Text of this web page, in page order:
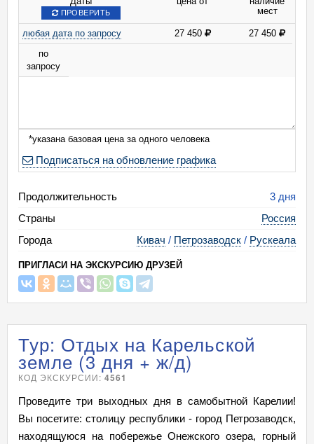
ПРОВЕРИТЬ
мест
любая дата по запросу 27 450
27 450
по
запросу
*указана базовая цена за одного человека
Подписаться на обновление графика
Продолжительность
3 дня
Страны
Россия
Города
Кивач / Петрозаводск / Рускеала
ПРИГЛАСИ НА ЭКСКУРСИЮ ДРУЗЕЙ
Тур: Отдых на Карельской
земле (3 дня + ж/д)
КОД ЭКСКУРСИИ:4561
Проведите три выходных дня в самобытной Карелии!
Вы посетите: столицу республики - город Петрозаводск,
находящуюся на побережье Онежского озера, горный